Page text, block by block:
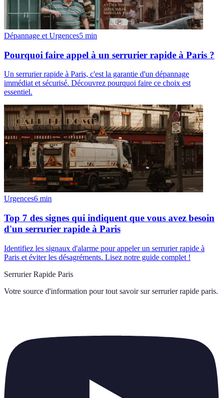
Dépannage et Urgences5 min
Pourquoi faire appel à un serrurier rapide à Paris ?
Un serrurier rapide à Paris, c'est la garantie d'un dépannage
immédiat et sécurisé. Découvrez pourquoi faire ce choix est
essentiel.
Urgences6 min
Top 7 des signes qui indiquent que vous avez besoin
d'un serrurier rapide à Paris
Identifiez les signaux d'alarme pour appeler un serrurier rapide à
Paris et éviter les désagréments. Lisez notre guide complet !
Serrurier Rapide Paris
Votre source d'information pour tout savoir sur serrurier rapide paris.